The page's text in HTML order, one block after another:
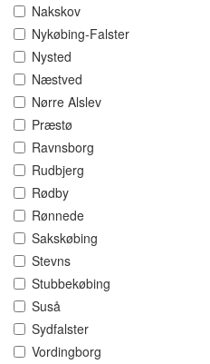
Nakskov
Nykøbing-Falster
Nysted
Næstved
Nørre Alslev
Præstø
Ravnsborg
Rudbjerg
Rødby
Rønnede
Sakskøbing
Stevns
Stubbekøbing
Suså
Sydfalster
Vordingborg